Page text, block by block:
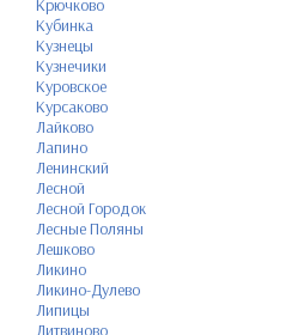
Крючково
Кубинка
Кузнецы
Кузнечики
Куровское
Курсаково
Лайково
Лапино
Ленинский
Лесной
Лесной Городок
Лесные Поляны
Лешково
Ликино
Ликино-Дулево
Липицы
Литвиново